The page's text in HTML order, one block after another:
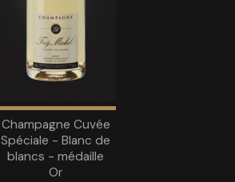
Champagne Cuvée
Spéciale - Blanc de
blancs - médaille
Or